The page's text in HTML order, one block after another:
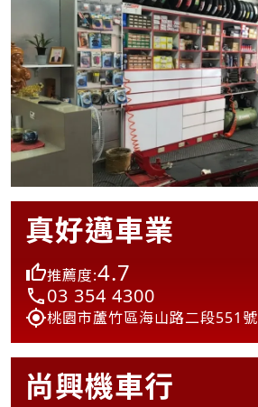
真好邁車業
推薦度:4.7
03 354 4300
桃園市蘆竹區海山路二段551號
尚興機車行